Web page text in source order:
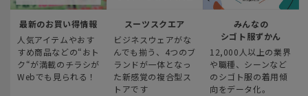
最新のお買い得情報
人気アイテムやおす
すめ商品などの“おト
ク“が満載のチラシが
Webでも見られる！
スーツスクエア
ビジネスウェアがな
んでも揃う、4つのブ
ランドが一体となっ
た新感覚の複合型ス
トアです
みんなの
シゴト服ずかん
12,000人以上の業界
や職種、シーンなど
のシゴト服の着用傾
向をデータ化。